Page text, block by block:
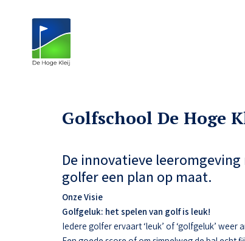
Golfschool De Hoge
De innovatieve
golfer een plan op maat.
Onze Visie
Golfgeluk: het spelen van golf is leuk!
Iedere golfer ervaart ‘leuk’ of ‘golfgeluk’ weer